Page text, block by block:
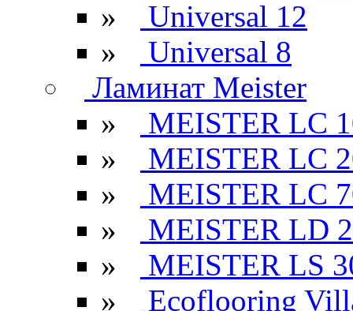
»
Universal 12
»
Universal 8
Ламинат Meister
»
MEISTER LC
»
MEISTER LC
»
MEISTER LC
»
MEISTER LD
»
MEISTER LS
»
Ecoflooring